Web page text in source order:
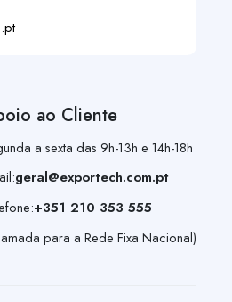
ao Cliente
a sexta das 9h-13h e 14h-18h
geral@exportech.com.pt
+351 210 353 555
para a Rede Fixa Nacional)